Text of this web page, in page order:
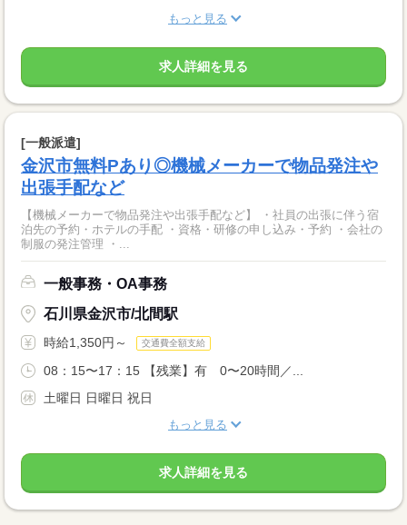
もっと見る
求人詳細を見る
[一般派遣]
金沢市無料Pあり◎機械メーカーで物品発注や
出張手配など
【機械メーカーで物品発注や出張手配など】 ・社員の出張に伴う宿
泊先の予約・ホテルの手配 ・資格・研修の申し込み・予約 ・会社の
制服の発注管理 ・...
一般事務・OA事務
石川県金沢市/北間駅
時給1,350円～ 交通費全額支給
08：15〜17：15 【残業】有 0〜20時間／...
土曜日 日曜日 祝日
もっと見る
求人詳細を見る